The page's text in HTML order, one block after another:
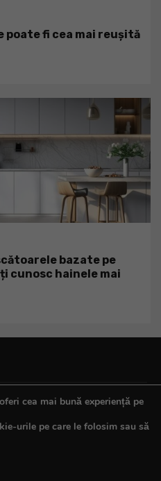
fi cea mai reușită
bazate pe
cunosc hainele mai
cea mai bună experiență pe
urile pe care le folosim sau să